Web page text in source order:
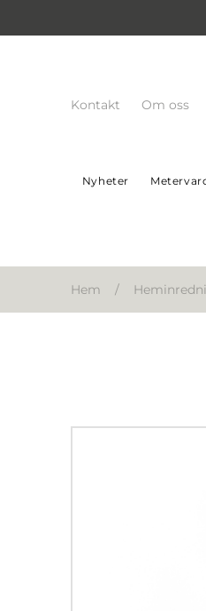
Kontakt Om oss
Nyheter
Hem /